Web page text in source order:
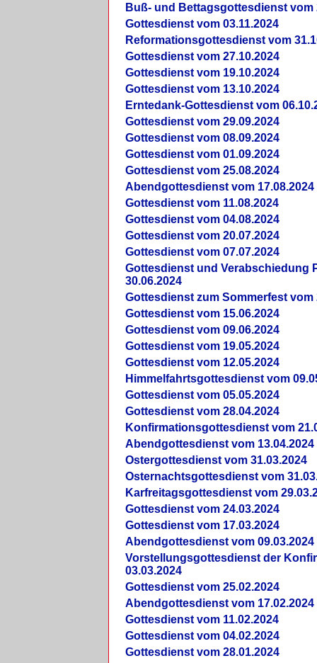
Buß- und Bettagsgottesdienst vom
Gottesdienst vom 03.11.2024
Reformationsgottesdienst vom
Gottesdienst vom 27.10.2024
Gottesdienst vom 19.10.2024
Gottesdienst vom 13.10.2024
Erntedank-Gottesdienst vom
Gottesdienst vom 29.09.2024
Gottesdienst vom 08.09.2024
Gottesdienst vom 01.09.2024
Gottesdienst vom 25.08.2024
Abendgottesdienst vom 17.08.2024
Gottesdienst vom 11.08.2024
Gottesdienst vom 04.08.2024
Gottesdienst vom 20.07.2024
Gottesdienst vom 07.07.2024
Gottesdienst und Verabschiedung
30.06.2024
Gottesdienst zum Sommerfest vom
Gottesdienst vom 15.06.2024
Gottesdienst vom 09.06.2024
Gottesdienst vom 19.05.2024
Gottesdienst vom 12.05.2024
Himmelfahrtsgottesdienst vom
Gottesdienst vom 05.05.2024
Gottesdienst vom 28.04.2024
Konfirmationsgottesdienst vom
Abendgottesdienst vom 13.04.2024
Ostergottesdienst vom 31.03.2024
Osternachtsgottesdienst vom
Karfreitagsgottesdienst vom
Gottesdienst vom 24.03.2024
Gottesdienst vom 17.03.2024
Abendgottesdienst vom 09.03.2024
Vorstellungsgottesdienst der
03.03.2024
Gottesdienst vom 25.02.2024
Abendgottesdienst vom 17.02.2024
Gottesdienst vom 11.02.2024
Gottesdienst vom 04.02.2024
Gottesdienst vom 28.01.2024